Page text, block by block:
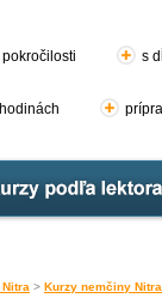
s
> Kurzy nemčiny Nitra